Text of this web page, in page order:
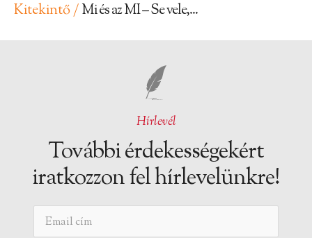
Kitekintő /Mi és az MI – Se vele,...
Hírlevél
További érdekességekért
iratkozzon fel hírlevelünkre!